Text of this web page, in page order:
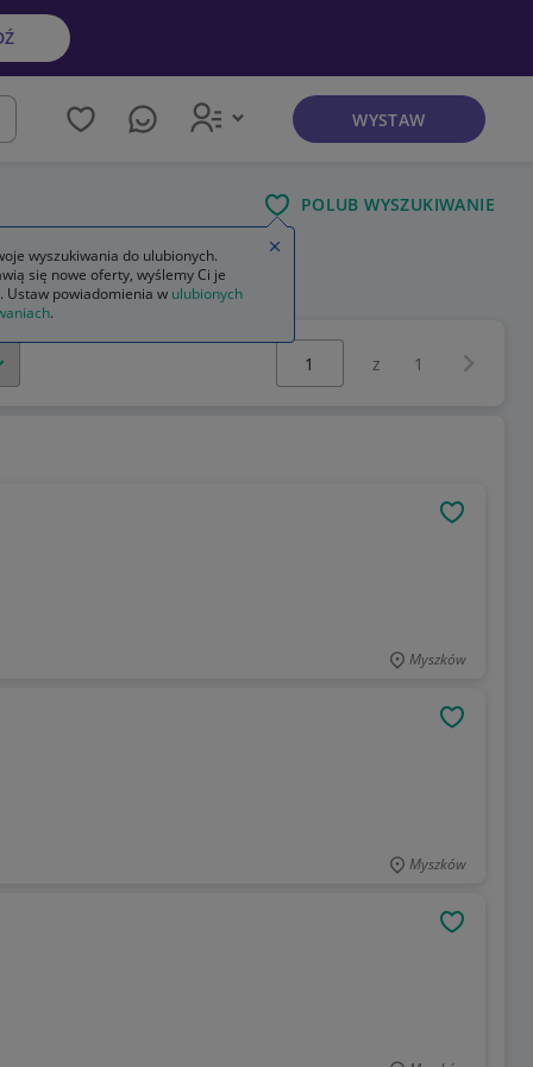
WYSTAW
POLUB WYSZUKIWANIE
dresy kompletne męskie adidas
Wybierz stronę:
z 1
Myszków
Myszków
wyszukiwania do ulubionych.
się nowe oferty, wyślemy Ci je
Ustaw powiadomienia w ulubionych
.
Zamknij wskazówkę